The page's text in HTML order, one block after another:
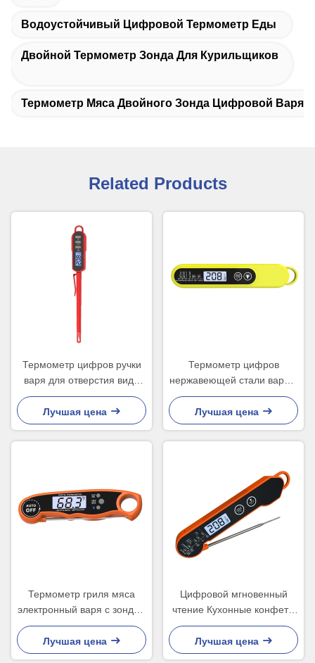
Водоустойчивый Цифровой Термометр Еды
Двойной Термометр Зонда Для Курильщиков
Термометр Мяса Двойного Зонда Цифровой Варя
Related Products
Термометр цифров ручки
варя для отверстия вида
воды шоколада цыпленка
большого
Лучшая цена
Термометр цифров
нержавеющей стали варя с
зондом и таймером
Лучшая цена
Термометр гриля мяса
электронный варя с зондом
для конфеты Rohs еды
Лучшая цена
Цифровой мгновенный
чтение Кухонные конфеты
ЛКД термометр Мясо
термометр для гриля
водонепроницаемое масло
Лучшая цена